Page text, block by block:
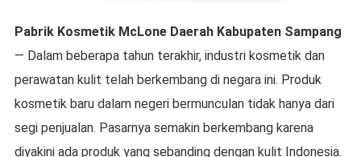
Pabrik Kosmetik McLone Daerah Kabupaten Sampang
— Dalam beberapa tahun terakhir, industri kosmetik dan
perawatan kulit telah berkembang di negara ini. Produk
kosmetik baru dalam negeri bermunculan tidak hanya dari
segi penjualan. Pasarnya semakin berkembang karena
diyakini ada produk yang sebanding dengan kulit Indonesia.